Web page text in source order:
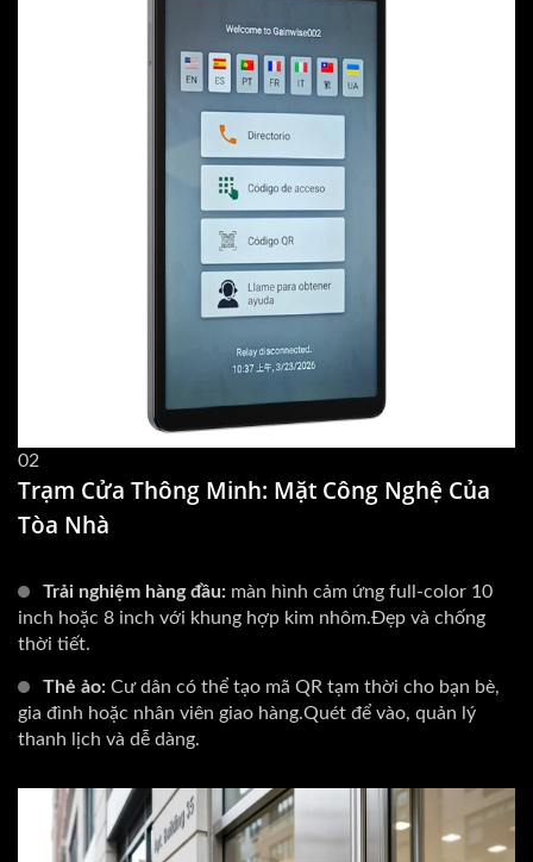
02
Trạm Cửa Thông Minh: Mặt Công Nghệ Của
Tòa Nhà
Trải nghiệm hàng đầu: màn hình cảm ứng full-color 10
inch hoặc 8 inch với khung hợp kim nhôm.Đẹp và chống
thời tiết.
Thẻ ảo: Cư dân có thể tạo mã QR tạm thời cho bạn bè,
gia đình hoặc nhân viên giao hàng.Quét để vào, quản lý
thanh lịch và dễ dàng.